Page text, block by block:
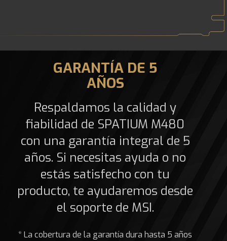
GARANTÍA DE 5
AÑOS
Respaldamos la calidad y
fiabilidad de SPATIUM M480
con una garantía integral de 5
años. Si necesitas ayuda o no
estás satisfecho con tu
producto, te ayudaremos desde
el soporte de MSI.
* La cobertura de la garantía dura hasta 5 años